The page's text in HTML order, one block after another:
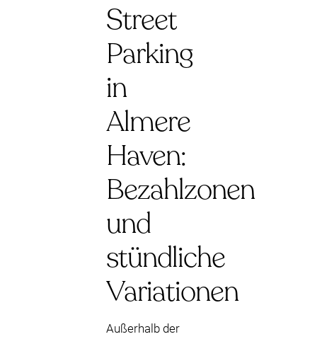
Street
Parking
in
Almere
Haven:
Bezahlzonen
und
stündliche
Variationen
Außerhalb der